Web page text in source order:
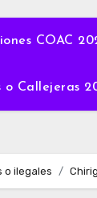
COAC
o Callejeras
o ilegales